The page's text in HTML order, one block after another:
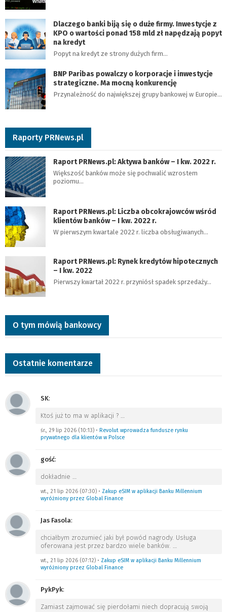
Dlaczego banki biją się o duże firmy. Inwestycje z
KPO o wartości ponad 158 mld zł napędzają popyt
na kredyt
Popyt na kredyt ze strony dużych firm…
BNP Paribas powalczy o korporacje i inwestycje
strategiczne. Ma mocną konkurencję
Przynależność do największej grupy bankowej w Europie…
Raporty PRNews.pl
Raport PRNews.pl: Aktywa banków – I kw. 2022 r.
Większość banków może się pochwalić wzrostem
poziomu…
Raport PRNews.pl: Liczba obcokrajowców wśród
klientów banków – I kw. 2022 r.
W pierwszym kwartale 2022 r. liczba obsługiwanych…
Raport PRNews.pl: Rynek kredytów hipotecznych
– I kw. 2022
Pierwszy kwartał 2022 r. przyniósł spadek sprzedaży…
O tym mówią bankowcy
Ostatnie komentarze
SK:
Ktoś już to ma w aplikacji ? …
śr., 29 lip 2026 (10:13) • Revolut wprowadza fundusze rynku
prywatnego dla klientów w Polsce
gość:
dokładnie …
wt., 21 lip 2026 (07:30) • Zakup eSIM w aplikacji Banku Millennium
wyróżniony przez Global Finance
Jas Fasola:
chciałbym zrozumieć jaki był powód nagrody. Usługa
oferowana jest przez bardzo wiele banków. …
wt., 21 lip 2026 (07:12) • Zakup eSIM w aplikacji Banku Millennium
wyróżniony przez Global Finance
PykPyk:
Zamiast zajmować się pierdołami niech dopracują swoją